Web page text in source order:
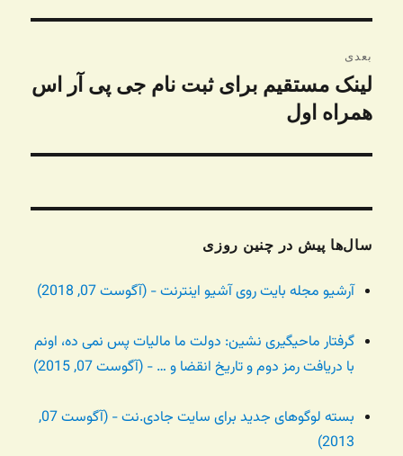
بعدی
نوشته
بعدی:
لینک مستقیم برای ثبت نام جی پی آر اس
همراه اول
سال‌ها پیش در چنین روزی
آرشیو مجله بایت روی آشیو اینترنت - (آگوست 07, 2018)
گرفتار ماحیگیری نشین: دولت ما مالیات پس نمی ده، اونم
با دریافت رمز دوم و تاریخ انقضا و … - (آگوست 07, 2015)
بسته لوگوهای جدید برای سایت جادی.نت - (آگوست 07,
2013)